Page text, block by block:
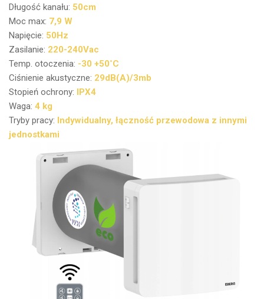
Długość kanału: 50cm
Moc max: 7,9 W
Napięcie: 50Hz
Zasilanie: 220-240Vac
Temp. otoczenia: -30 +50˚C
Ciśnienie akustyczne: 29dB(A)/3mb
Stopień ochrony: IPX4
Waga: 4 kg
Tryby pracy: Indywidualny, łączność przewodowa z innymi
jednostkami